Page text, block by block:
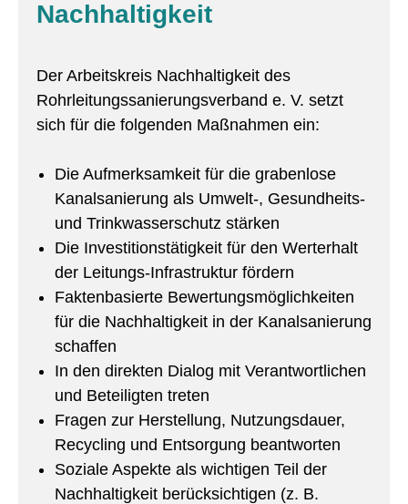
Nachhaltigkeit
Der Arbeitskreis Nachhaltigkeit des
Rohrleitungssanierungsverband e. V. setzt
sich für die folgenden Maßnahmen ein:
Die Aufmerksamkeit für die grabenlose
Kanalsanierung als Umwelt-, Gesundheits-
und Trinkwasserschutz stärken
Die Investitionstätigkeit für den Werterhalt
der Leitungs-Infrastruktur fördern
Faktenbasierte Bewertungsmöglichkeiten
für die Nachhaltigkeit in der Kanalsanierung
schaffen
In den direkten Dialog mit Verantwortlichen
und Beteiligten treten
Fragen zur Herstellung, Nutzungsdauer,
Recycling und Entsorgung beantworten
Soziale Aspekte als wichtigen Teil der
Nachhaltigkeit berücksichtigen (z. B.